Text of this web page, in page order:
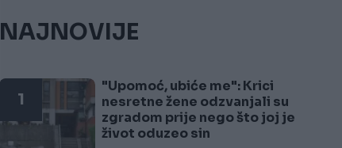
NAJNOVIJE
1
"Upomoć, ubiće me": Krici
nesretne žene odzvanjali su
zgradom prije nego što joj je
život oduzeo sin